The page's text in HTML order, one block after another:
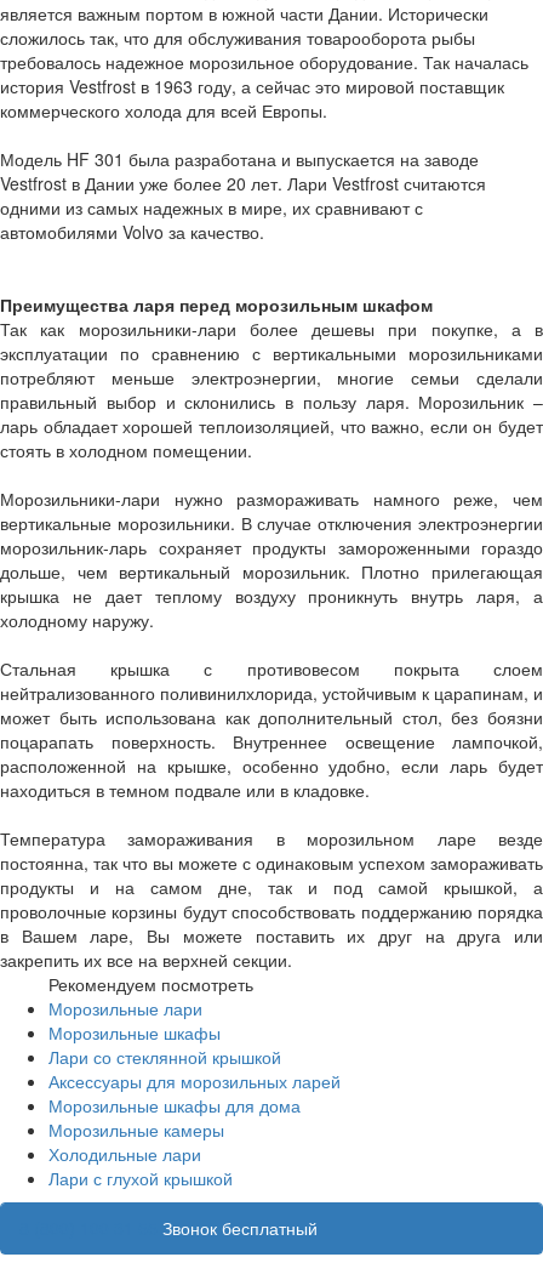
является важным портом в южной части Дании. Исторически
сложилось так, что для обслуживания товарооборота рыбы
требовалось надежное морозильное оборудование. Так началась
история Vestfrost в 1963 году, а сейчас это мировой поставщик
коммерческого холода для всей Европы.
Модель HF 301 была разработана и выпускается на заводе
Vestfrost в Дании уже более 20 лет. Лари Vestfrost считаются
одними из самых надежных в мире, их сравнивают с
автомобилями Volvo за качество.
Преимущества ларя перед морозильным шкафом
Так как морозильники-лари более дешевы при покупке, а в
эксплуатации по сравнению с вертикальными морозильниками
потребляют меньше электроэнергии, многие семьи сделали
правильный выбор и склонились в пользу ларя. Морозильник –
ларь обладает хорошей теплоизоляцией, что важно, если он будет
стоять в холодном помещении.
Морозильники-лари нужно размораживать намного реже, чем
вертикальные морозильники. В случае отключения электроэнергии
морозильник-ларь сохраняет продукты замороженными гораздо
дольше, чем вертикальный морозильник. Плотно прилегающая
крышка не дает теплому воздуху проникнуть внутрь ларя, а
холодному наружу.
Стальная крышка с противовесом покрыта слоем
нейтрализованного поливинилхлорида, устойчивым к царапинам, и
может быть использована как дополнительный стол, без боязни
поцарапать поверхность. Внутреннее освещение лампочкой,
расположенной на крышке, особенно удобно, если ларь будет
находиться в темном подвале или в кладовке.
Температура замораживания в морозильном ларе везде
постоянна, так что вы можете с одинаковым успехом замораживать
продукты и на самом дне, так и под самой крышкой, а
проволочные корзины будут способствовать поддержанию порядка
в Вашем ларе, Вы можете поставить их друг на друга или
закрепить их все на верхней секции.
Рекомендуем посмотреть
Морозильные лари
Морозильные шкафы
Лари со стеклянной крышкой
Аксессуары для морозильных ларей
Морозильные шкафы для дома
Морозильные камеры
Холодильные лари
Лари с глухой крышкой
Звонок бесплатный